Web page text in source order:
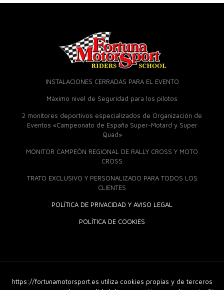
INSTALACIONES CERRADAS PARA EL EVENTO
Máximo nivel de Seguridad para los pilotos
2 monitores deportivos especializados de Organización de
Eventos «Campeonato de España Super-Motard y Super
Quad»
MONITOR CAMPEÓN REGIONAL DE RALLY CROSS Y MOTO
CROSS
TRATO EXCLUSIVO Y PERSONALIZADO PARA TODOS LOS
CLIENTES
POLÍTICA DE PRIVACIDAD Y AVISO LEGAL
POLÍTICA DE COOKIES
© 2018 Fortuna Moto Sport. Derechos Reservados |Diseño
https://fortunamotorsport.es utiliza cookies propias y de terceros